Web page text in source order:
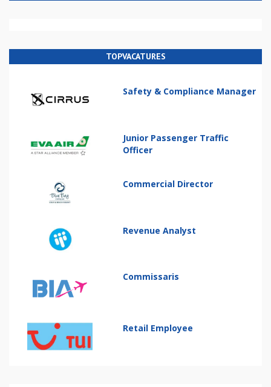
TOPVACATURES
Safety & Compliance Manager
Junior Passenger Traffic
Officer
Commercial Director
Revenue Analyst
Commissaris
Retail Employee